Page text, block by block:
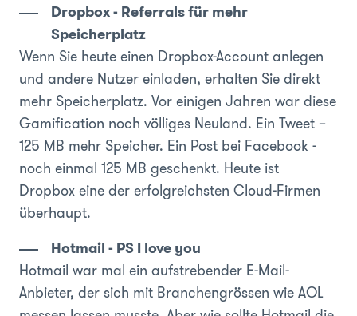
Dropbox - Referrals für mehr
Speicherplatz
Wenn Sie heute einen Dropbox-Account anlegen
und andere Nutzer einladen, erhalten Sie direkt
mehr Speicherplatz. Vor einigen Jahren war diese
Gamification noch völliges Neuland. Ein Tweet –
125 MB mehr Speicher. Ein Post bei Facebook -
noch einmal 125 MB geschenkt. Heute ist
Dropbox eine der erfolgreichsten Cloud-Firmen
überhaupt.
Hotmail - PS I love you
Hotmail war mal ein aufstrebender E-Mail-
Anbieter, der sich mit Branchengrössen wie AOL